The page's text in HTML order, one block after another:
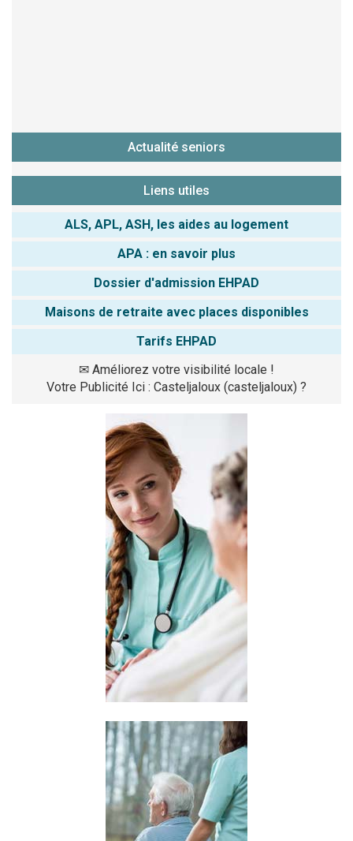
Actualité seniors
Liens utiles
ALS, APL, ASH, les aides au logement
APA : en savoir plus
Dossier d'admission EHPAD
Maisons de retraite avec places disponibles
Tarifs EHPAD
✉ Améliorez votre visibilité locale !
Votre Publicité Ici : Casteljaloux (casteljaloux) ?